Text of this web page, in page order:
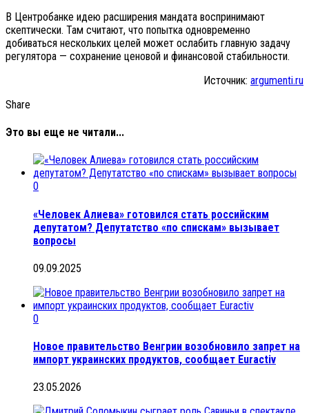
В Центробанке идею расширения мандата воспринимают
скептически. Там считают, что попытка одновременно
добиваться нескольких целей может ослабить главную задачу
регулятора — сохранение ценовой и финансовой стабильности.
Источник: argumenti.ru
Share
Это вы еще не читали...
0
«Человек Алиева» готовился стать российским
депутатом? Депутатство «по спискам» вызывает
вопросы
09.09.2025
0
Новое правительство Венгрии возобновило запрет на
импорт украинских продуктов, сообщает Euractiv
23.05.2026